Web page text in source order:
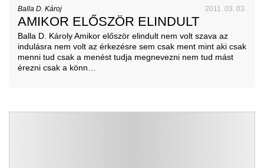
Balla D. Károj 2011. 03. 03.
AMIKOR ELŐSZÖR ELINDULT
Balla D. Károly Amikor először elindult nem volt szava az
indulásra nem volt az érkezésre sem csak ment mint aki csak
menni tud csak a menést tudja megnevezni nem tud mást
érezni csak a könn…